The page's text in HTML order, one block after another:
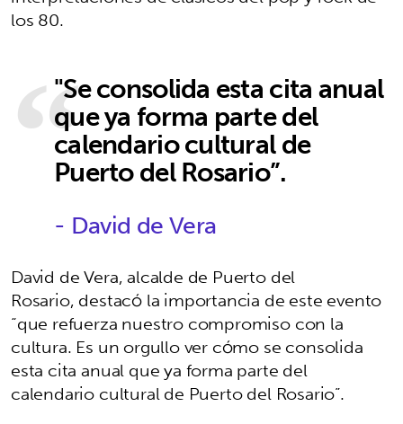
los 80.
"Se consolida esta cita anual
que ya forma parte del
calendario cultural de
Puerto del Rosario”.
- David de Vera
David de Vera, alcalde de Puerto del
Rosario, destacó la importancia de este evento
“que refuerza nuestro compromiso con la
cultura. Es un orgullo ver cómo se consolida
esta cita anual que ya forma parte del
calendario cultural de Puerto del Rosario”.